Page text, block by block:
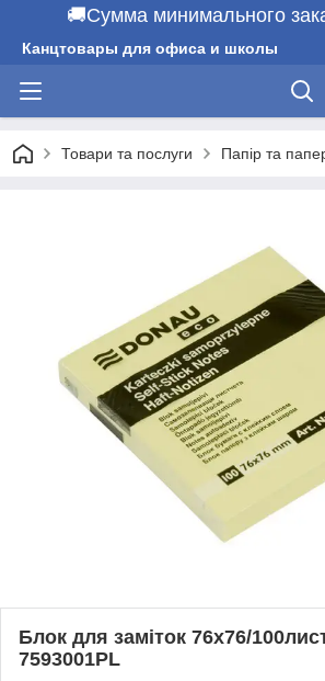
🚚Сумма минимального
Канцтовары для офиса и школы
Товари та послуги Папір та
Блок для заміток 76х76/
7593001PL